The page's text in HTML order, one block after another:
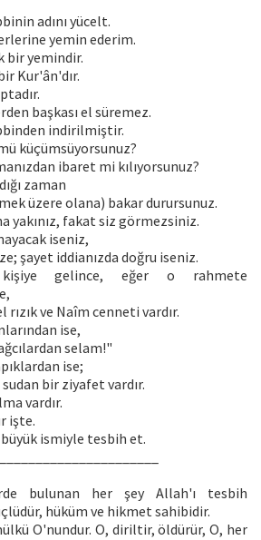
adını yücelt.
yemin ederim.
bir yemindir.
Kur'ân'dır.
başkası el süremez.
indirilmiştir.
küçümsüyorsunuz?
ibaret mi kılıyorsunuz?
zaman
üzere olana) bakar durursunuz.
yakınız, fakat siz görmezsiniz.
iseniz,
şayet iddianızda doğru iseniz.
gelince, eğer o rahmete
rızık ve Naîm cenneti vardır.
ise,
selam!"
ise;
bir ziyafet vardır.
vardır.
işte.
ismiyle tesbih et.
bulunan her şey Allah'ı tesbih
hüküm ve hikmet sahibidir.
O'nundur. O, diriltir, öldürür, O, her